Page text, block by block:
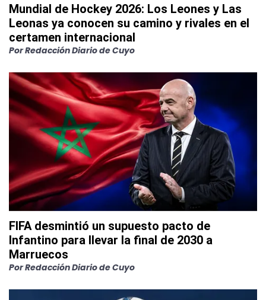
Mundial de Hockey 2026: Los Leones y Las
Leonas ya conocen su camino y rivales en el
certamen internacional
PorRedacción Diario de Cuyo
FIFA desmintió un supuesto pacto de
Infantino para llevar la final de 2030 a
Marruecos
PorRedacción Diario de Cuyo